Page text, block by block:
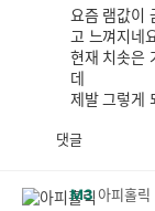
요즘 램값이
고 느껴지네
현재 치솟은
데
제발 그렇게
댓글
M3 아피홀릭